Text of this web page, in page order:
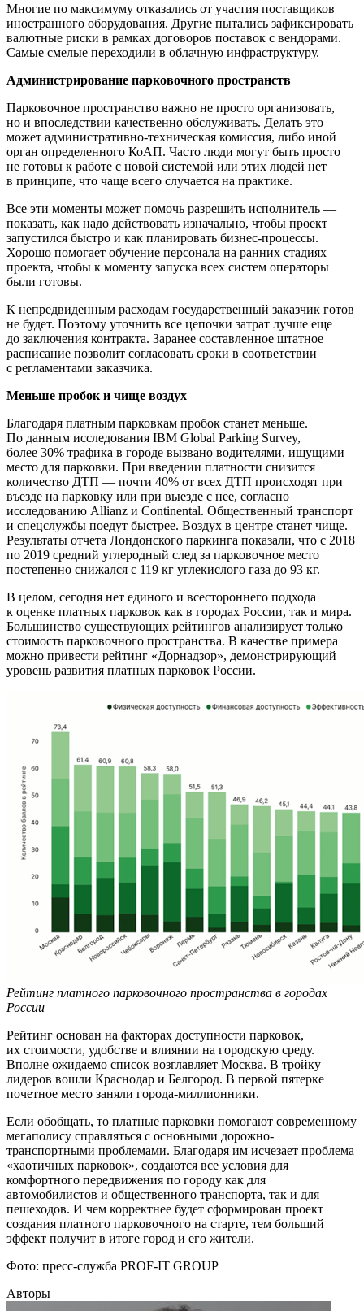
Многие по максимуму отказались от участия поставщиков
иностранного оборудования. Другие пытались зафиксировать
валютные риски в рамках договоров поставок с вендорами.
Самые смелые переходили в облачную инфраструктуру.
Администрирование парковочного пространств
Парковочное пространство важно не просто организовать,
но и впоследствии качественно обслуживать. Делать это
может административно-техническая комиссия, либо иной
орган определенного КоАП. Часто люди могут быть просто
не готовы к работе с новой системой или этих людей нет
в принципе, что чаще всего случается на практике.
Все эти моменты может помочь разрешить исполнитель —
показать, как надо действовать изначально, чтобы проект
запустился быстро и как планировать бизнес-процессы.
Хорошо помогает обучение персонала на ранних стадиях
проекта, чтобы к моменту запуска всех систем операторы
были готовы.
К непредвиденным расходам государственный заказчик готов
не будет. Поэтому уточнить все цепочки затрат лучше еще
до заключения контракта. Заранее составленное штатное
расписание позволит согласовать сроки в соответствии
с регламентами заказчика.
Меньше пробок и чище воздух
Благодаря платным парковкам пробок станет меньше.
По данным исследования IBM Global Parking Survey,
более 30% трафика в городе вызвано водителями, ищущими
место для парковки. При введении платности снизится
количество ДТП — почти 40% от всех ДТП происходят при
въезде на парковку или при выезде с нее, согласно
исследованию Allianz и Continental. Общественный транспорт
и спецслужбы поедут быстрее. Воздух в центре станет чище.
Результаты отчета Лондонского паркинга показали, что с 2018
по 2019 средний углеродный след за парковочное место
постепенно снижался с 119 кг углекислого газа до 93 кг.
В целом, сегодня нет единого и всестороннего подхода
к оценке платных парковок как в городах России, так и мира.
Большинство существующих рейтингов анализирует только
стоимость парковочного пространства. В качестве примера
можно привести рейтинг «Дорнадзор», демонстрирующий
уровень развития платных парковок России.
Рейтинг платного парковочного пространства в городах
России
Рейтинг основан на факторах доступности парковок,
их стоимости, удобстве и влиянии на городскую среду.
Вполне ожидаемо список возглавляет Москва. В тройку
лидеров вошли Краснодар и Белгород. В первой пятерке
почетное место заняли города-миллионники.
Если обобщать, то платные парковки помогают современному
мегаполису справляться с основными дорожно-
транспортными проблемами. Благодаря им исчезает проблема
«хаотичных парковок», создаются все условия для
комфортного передвижения по городу как для
автомобилистов и общественного транспорта, так и для
пешеходов. И чем корректнее будет сформирован проект
создания платного парковочного на старте, тем больший
эффект получит в итоге город и его жители.
Фото: пресс-служба PROF-IT GROUP
Авторы